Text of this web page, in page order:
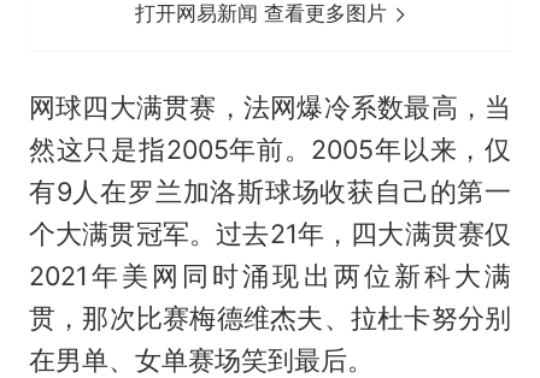
打开网易新闻 查看更多图片
网球四大满贯赛，法网爆冷系数最高，当
然这只是指2005年前。2005年以来，仅
有9人在罗兰加洛斯球场收获自己的第一
个大满贯冠军。过去21年，四大满贯赛仅
2021年美网同时涌现出两位新科大满
贯，那次比赛梅德维杰夫、拉杜卡努分别
在男单、女单赛场笑到最后。